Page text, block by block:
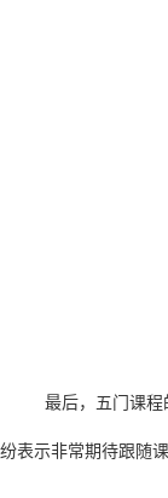
最后，五门课
纷表示非常期待跟随